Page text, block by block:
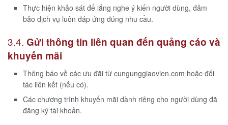
Thực hiện khảo sát để lắng nghe ý kiến người dùng, đảm
bảo dịch vụ luôn đáp ứng đúng nhu cầu.
3.4. Gửi thông tin liên quan đến quảng cáo và
khuyến mãi
Thông báo về các ưu đãi từ cungunggiaovien.com hoặc đối
tác liên kết (nếu có).
Các chương trình khuyến mãi dành riêng cho người dùng đã
đăng ký tài khoản.